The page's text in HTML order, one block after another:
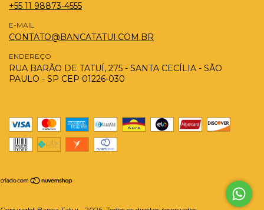
+55 11 98873-4555
E-MAIL
CONTATO@BANCATATUI.COM.BR
ENDEREÇO
RUA BARÃO DE TATUÍ, 275 - SANTA CECÍLIA - SÃO
PAULO - SP CEP 01226-030